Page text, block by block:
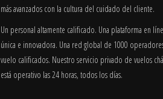
más avanzados con la cultura del cuidado del cliente.
Un personal altamente calificado. Una plataforma en
única e innovadora. Una red global de 1000
vuelo calificados. Nuestro servicio privado de vuelos
está operativo las 24 horas, todos los días.